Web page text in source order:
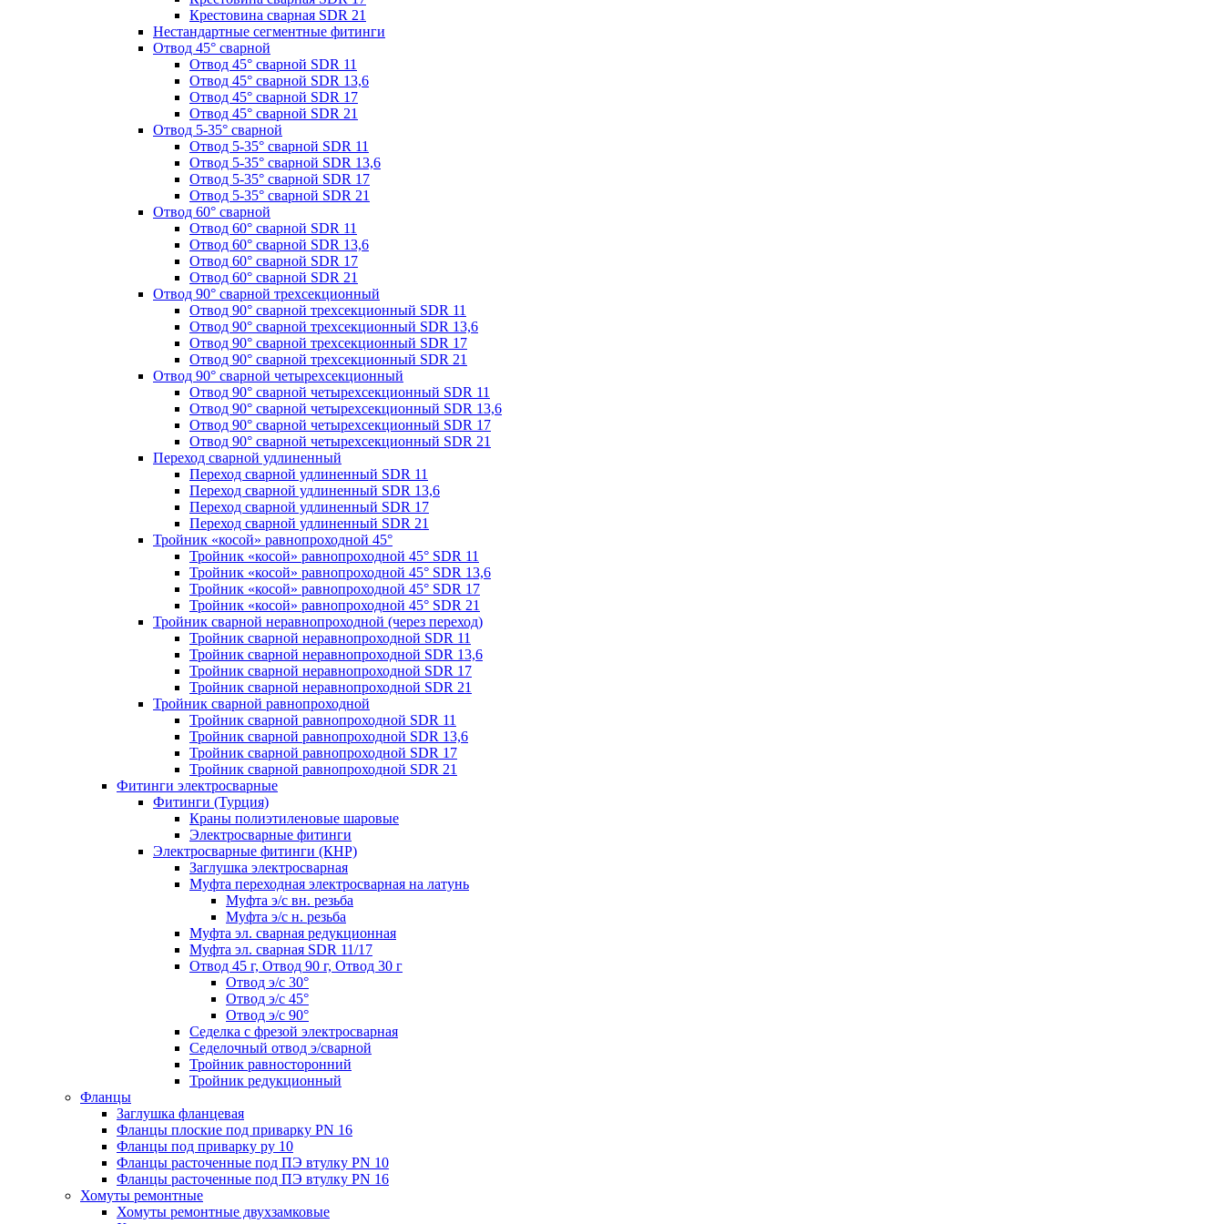
Крестовина сварная SDR 21
Нестандартные сегментные фитинги
Отвод 45° сварной
Отвод 45° сварной SDR 11
Отвод 45° сварной SDR 13,6
Отвод 45° сварной SDR 17
Отвод 45° сварной SDR 21
Отвод 5-35° сварной
Отвод 5-35° сварной SDR 11
Отвод 5-35° сварной SDR 13,6
Отвод 5-35° сварной SDR 17
Отвод 5-35° сварной SDR 21
Отвод 60° сварной
Отвод 60° сварной SDR 11
Отвод 60° сварной SDR 13,6
Отвод 60° сварной SDR 17
Отвод 60° сварной SDR 21
Отвод 90° сварной трехсекционный
Отвод 90° сварной трехсекционный SDR 11
Отвод 90° сварной трехсекционный SDR 13,6
Отвод 90° сварной трехсекционный SDR 17
Отвод 90° сварной трехсекционный SDR 21
Отвод 90° сварной четырехсекционный
Отвод 90° сварной четырехсекционный SDR 11
Отвод 90° сварной четырехсекционный SDR 13,6
Отвод 90° сварной четырехсекционный SDR 17
Отвод 90° сварной четырехсекционный SDR 21
Переход сварной удлиненный
Переход сварной удлиненный SDR 11
Переход сварной удлиненный SDR 13,6
Переход сварной удлиненный SDR 17
Переход сварной удлиненный SDR 21
Тройник «косой» равнопроходной 45°
Тройник «косой» равнопроходной 45° SDR 11
Тройник «косой» равнопроходной 45° SDR 13,6
Тройник «косой» равнопроходной 45° SDR 17
Тройник «косой» равнопроходной 45° SDR 21
Тройник сварной неравнопроходной (через переход)
Тройник сварной неравнопроходной SDR 11
Тройник сварной неравнопроходной SDR 13,6
Тройник сварной неравнопроходной SDR 17
Тройник сварной неравнопроходной SDR 21
Тройник сварной равнопроходной
Тройник сварной равнопроходной SDR 11
Тройник сварной равнопроходной SDR 13,6
Тройник сварной равнопроходной SDR 17
Тройник сварной равнопроходной SDR 21
Фитинги электросварные
Фитинги (Турция)
Краны полиэтиленовые шаровые
Электросварные фитинги
Электросварные фитинги (КНР)
Заглушка электросварная
Муфта переходная электросварная на латунь
Муфта э/с вн. резьба
Муфта э/с н. резьба
Муфта эл. cварная редукционная
Муфта эл. сварная SDR 11/17
Отвод 45 г, Отвод 90 г, Отвод 30 г
Отвод э/с 30°
Отвод э/с 45°
Отвод э/с 90°
Седелка с фрезой электросварная
Седелочный отвод э/сварной
Тройник равносторонний
Тройник редукционный
Фланцы
Заглушка фланцевая
Фланцы плоские под приварку PN 16
Фланцы под приварку ру 10
Фланцы расточенные под ПЭ втулку PN 10
Фланцы расточенные под ПЭ втулку PN 16
Хомуты ремонтные
Хомуты ремонтные двухзамковые